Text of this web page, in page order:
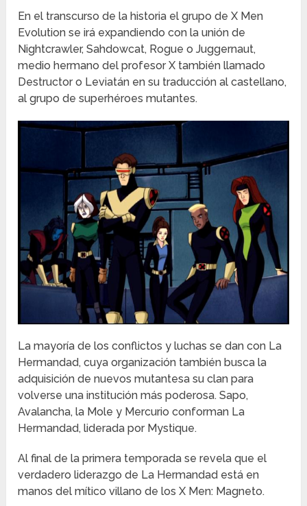
En el transcurso de la historia el grupo de X Men
Evolution se irá expandiendo con la unión de
Nightcrawler, Sahdowcat, Rogue o Juggernaut,
medio hermano del profesor X también llamado
Destructor o Leviatán en su traducción al castellano,
al grupo de superhéroes mutantes.
La mayoría de los conflictos y luchas se dan con La
Hermandad, cuya organización también busca la
adquisición de nuevos mutantesa su clan para
volverse una institución más poderosa. Sapo,
Avalancha, la Mole y Mercurio conforman La
Hermandad, liderada por Mystique.
Al final de la primera temporada se revela que el
verdadero liderazgo de La Hermandad está en
manos del mítico villano de los X Men: Magneto.